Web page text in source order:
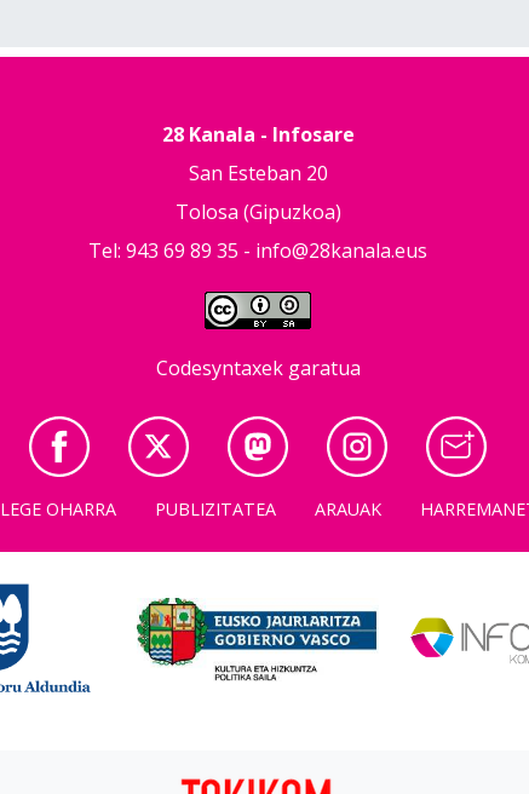
28 Kanala - Infosare
San Esteban 20
Tolosa (Gipuzkoa)
Tel: 943 69 89 35 - info@28kanala.eus
Codesyntaxek garatua
LEGE OHARRA PUBLIZITATEA ARAUAK